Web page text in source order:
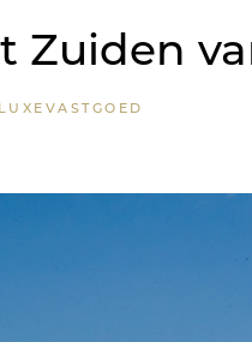
Zuiden
LUXEVASTGOED